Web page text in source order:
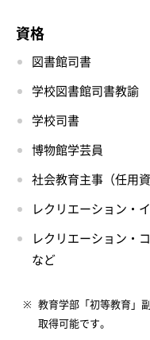
資格
図書館司書
学校図書館司書教諭
学校司書
博物館学芸員
社会教育主事（任用資
レクリエーション・
レクリエーション・
など
教育学部「初等教育」
取得可能です。